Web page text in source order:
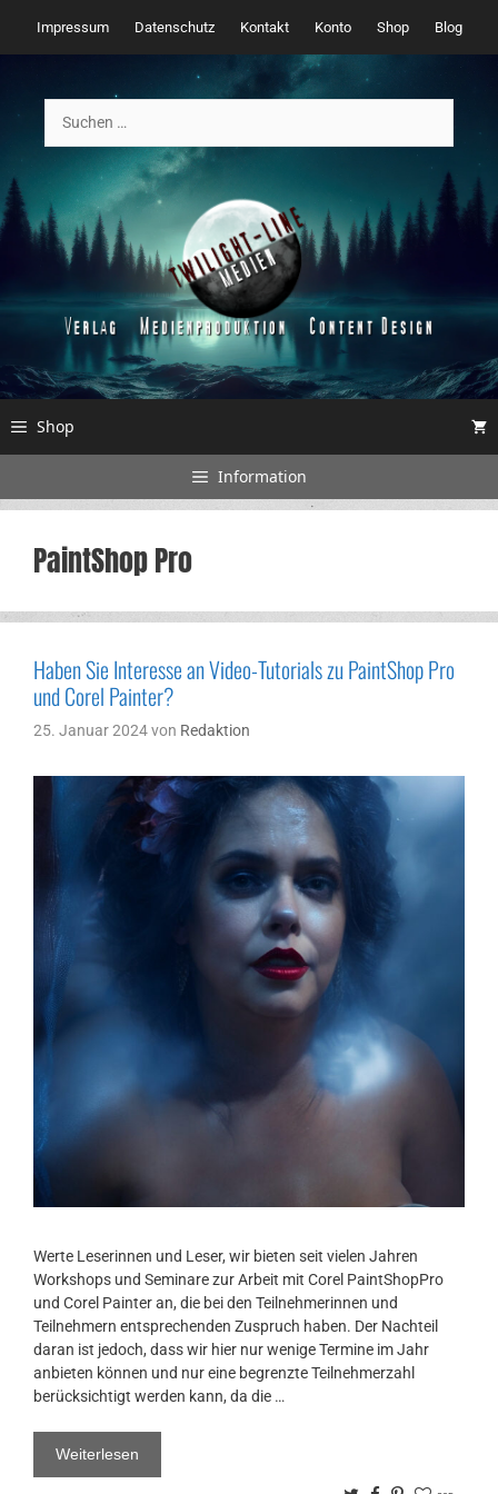
Inhalt
springen
Impressum Datenschutz Kontakt Konto Shop Blog
nach:
Shop
Information
PaintShop Pro
Haben Sie Interesse an Video-Tutorials zu PaintShop Pro
und Corel Painter?
25. Januar 2024von Redaktion
Werte Leserinnen und Leser, wir bieten seit vielen Jahren
Workshops und Seminare zur Arbeit mit Corel PaintShopPro
und Corel Painter an, die bei den Teilnehmerinnen und
Teilnehmern entsprechenden Zuspruch haben. Der Nachteil
daran ist jedoch, dass wir hier nur wenige Termine im Jahr
anbieten können und nur eine begrenzte Teilnehmerzahl
berücksichtigt werden kann, da die …
Weiterlesen